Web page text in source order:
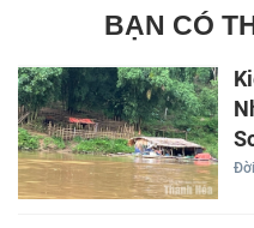
BẠN CÓ